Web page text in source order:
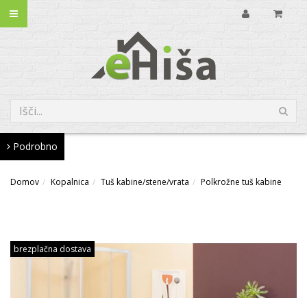
Podrobno
Domov Kopalnica Tuš kabine/stene/vrata Polkrožne tuš kabine
brezplačna dostava